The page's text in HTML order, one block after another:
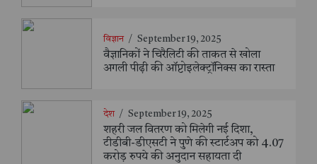
विज्ञान / September 19, 2025
वैज्ञानिकों ने चिरैलिटी की ताकत से खोला
अगली पीढ़ी की ऑप्टोइलेक्ट्रॉनिक्स का रास्ता
देश / September 19, 2025
शहरी जल वितरण को मिलेगी नई दिशा,
टीडीबी-डीएसटी ने पुणे की स्टार्टअप को 4.07
करोड़ रुपये की अनुदान सहायता दी